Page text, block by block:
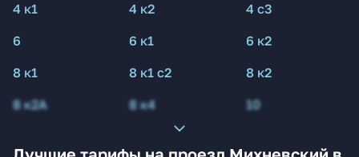
4 к1
4 к2
4 с3
6
6 к1
6 к2
8 к1
8 к1 с2
8 к2
8 к2А
8 к4 10